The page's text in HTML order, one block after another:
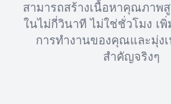
สามารถสร้างเนื้อหาคุณภาพ
ในไม่กี่วินาที ไม่ใช่ชั่วโมง เ
การทำงานของคุณและมุ่ง
สำคัญจริงๆ